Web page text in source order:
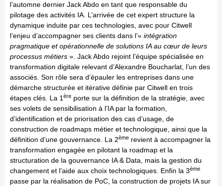
l’automne dernier Jack Abdo en tant que responsable du
pilotage des activités IA. L’arrivée de cet expert structure la
dynamique induite par ces technologies, avec pour Citwell
l’enjeu d’accompagner ses clients dans l’« intégration
pragmatique et opérationnelle de solutions IA au cœur de leurs
processus métiers ». Jack Abdo rejoint l’équipe spécialisée en
transformation digitale relevant d’Alexandre Boucharlat, l’un des
associés. Son rôle sera d’épauler les entreprises dans une
démarche structurée et itérative définie par Citwell en trois
étapes clés. La 1 ère porte sur la définition de la stratégie, avec
ses volets de sensibilisation à l’IA par la formation,
d’identification et de priorisation des cas d’usage, de
construction de roadmaps métier et technologique, ainsi que la
définition d’une gouvernance. La 2ème revient à accompagner la
transformation engagée en pilotant la roadmap et la
structuration de la gouvernance IA & Data, mais la gestion du
changement et l’aide aux choix technologiques. Enfin la 3ème
passe par la réalisation de PoC, la construction de projets IA sur